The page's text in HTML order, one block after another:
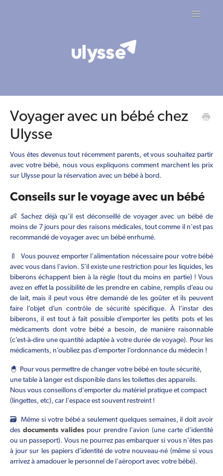
Toggle
Voyager avec un bébé chez
Ulysse
Vous êtes devenus tout récemment parents, et vous souhaitez partir
avec votre bébé, nous vous expliquons comment marchent les prix
sur Ulysse pour la réservation avec un bébé à bord.
Conseils sur le voyage avec un bébé
👶 Sachez déjà qu'il est déconseillé de voyager avec un bébé de
moins de 7 jours pour des raisons médicales, tout comme il n'est pas
recommandé de voyager avec un bébé enrhumé.
🍼 Vous pouvez emporter l'alimentation nécessaire pour votre bébé
avec vous dans l'avion. S’il existe une restriction pour les liquides, les
biberons échappent bien à la règle (tout du moins en partie) ! Vous
avez en effet la possibilité de les prendre en cabine, remplis d’eau ou
de lait, mais il peut vous être demandé de les goûter et ils peuvent
faire l’objet d’un contrôle de sécurité spécifique. À l’instar des
biberons, il est tout à fait possible d’emporter les petits pots et les
médicaments dont votre bébé a besoin, de manière raisonnable
(c’est-à-dire une quantité adaptée à votre durée de voyage). Pour les
médicaments, n’oubliez pas d’emporter l’ordonnance du médecin !
🐣 Pour vous permettre de changer votre bébé en toute sécurité,
une table à langer est disponible dans les toilettes des appareils.
Nous vous conseillons d'emporter du matériel pratique et compact
(lingettes, etc), car l'espace est souvent restreint !
🗃️ Même si votre bébé a seulement quelques semaines, il doit avoir
des documents validespour prendre l'avion (une carte d'identité
ou un passeport). Vous ne pourrez pas embarquer si vous n'êtes pas
à jour sur les papiers d'identité de votre nouveau-né (même si vous
arrivez à amadouer le personnel de l'aéroport avec votre bébé).